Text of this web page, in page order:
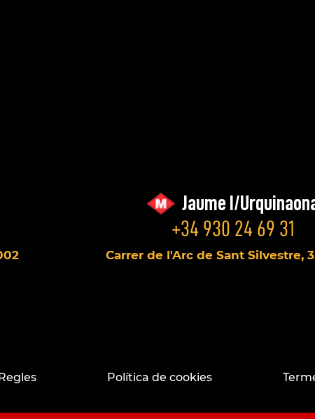
Jaume I/
+34 930 24 69 31
Carrer de l'Arc de Sant Silvestre,
Política de cookies